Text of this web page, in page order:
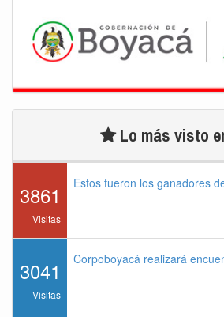
Lo más visto
3861
Visitas
Estos fueron los ganadores
3041
Visitas
Corpoboyacá realizará